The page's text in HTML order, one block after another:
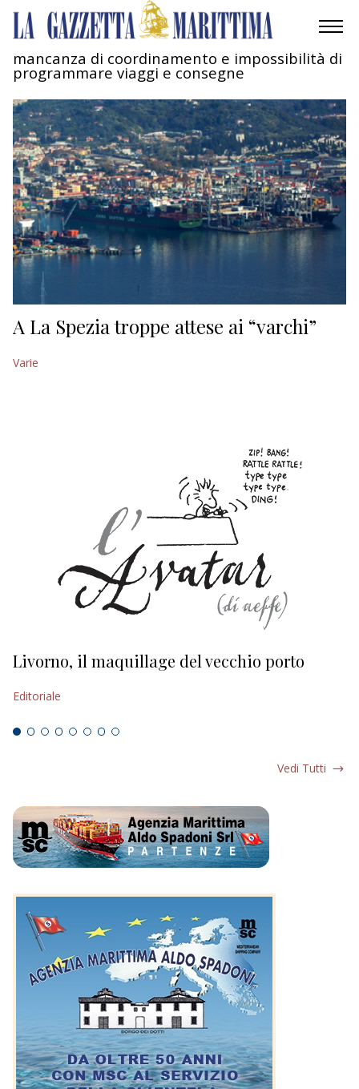
AMBIENTE
MOBILITÀ
INDUSTRIA
RICERCA
ECONOMIA
TURISMO
CULTURA
mancanza di coordinamento e impossibilità di
programmare viaggi e consegne
A La Spezia troppe attese ai “varchi”
Varie
Livorno, il maquillage del vecchio porto
Editoriale
Vedi Tutti